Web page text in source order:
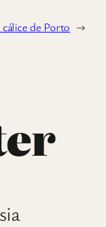
de Porto →